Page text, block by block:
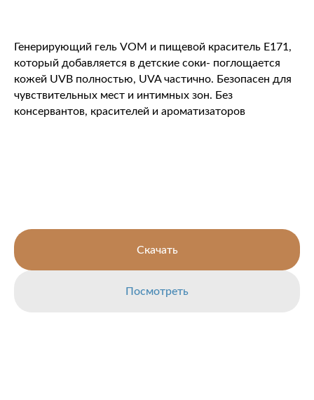
Генерирующий гель VOM и пищевой краситель E171,
который добавляется в детские соки- поглощается
кожей UVB полностью, UVA частично. Безопасен для
чувствительных мест и интимных зон. Без
консервантов, красителей и ароматизаторов
Скачать
Посмотреть